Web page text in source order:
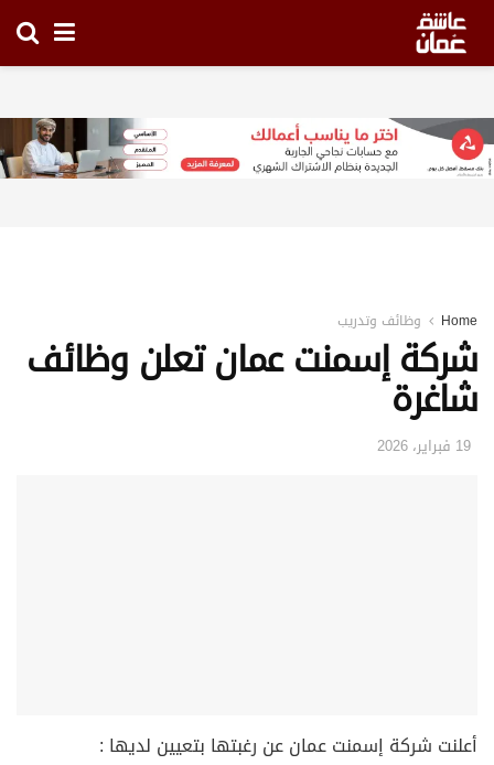
Home وظائف وتدريب
شركة إسمنت عمان تعلن وظائف
شاغرة
19 فبراير، 2026
أعلنت شركة إسمنت عمان عن رغبتها بتعيين لديها :